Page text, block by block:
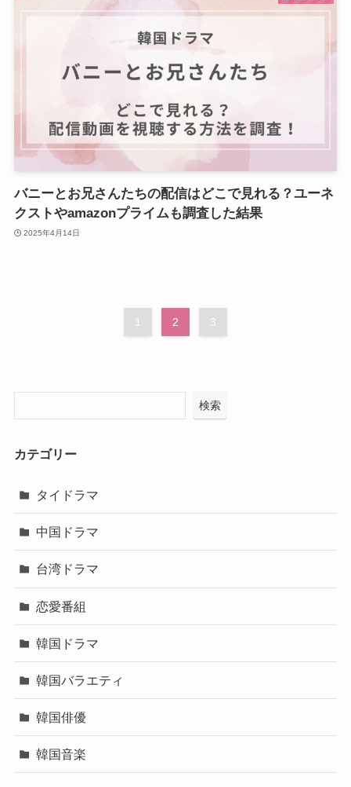
バニーとお兄さんたちの配信はどこで見れる？ユーネ
クストやamazonプライムも調査した結果
2025年4月14日
1 2 3
検索
カテゴリー
タイドラマ
中国ドラマ
台湾ドラマ
恋愛番組
韓国ドラマ
韓国バラエティ
韓国俳優
韓国音楽